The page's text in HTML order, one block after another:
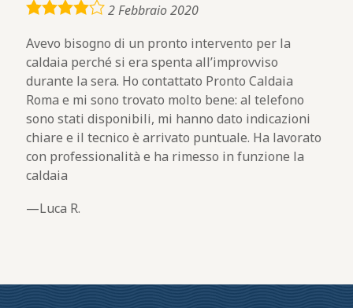
4,0
2 Febbraio 2020
Avevo bisogno di un pronto intervento per la
caldaia perché si era spenta all’improvviso
durante la sera. Ho contattato Pronto Caldaia
Roma e mi sono trovato molto bene: al telefono
sono stati disponibili, mi hanno dato indicazioni
chiare e il tecnico è arrivato puntuale. Ha lavorato
con professionalità e ha rimesso in funzione la
caldaia
Luca R.